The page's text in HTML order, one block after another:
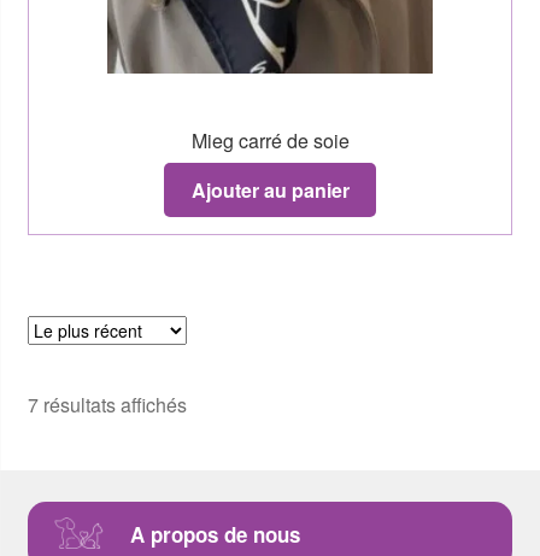
Mieg carré de soie
Ajouter au panier
7 résultats affichés
A propos de nous